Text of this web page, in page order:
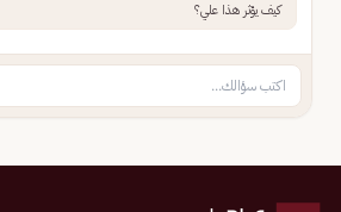
كيف يؤثر هذا علي؟